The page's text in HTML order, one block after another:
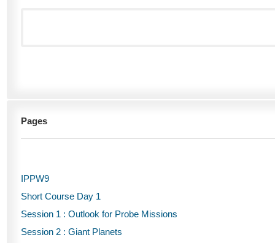
Pages
IPPW9
Short Course Day 1
Session 1 : Outlook for Probe Missions
Session 2 : Giant Planets